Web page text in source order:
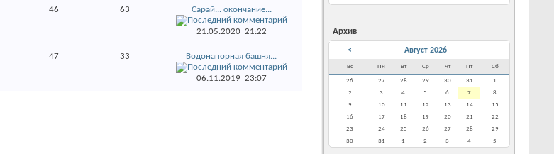
46 63 Сарай... окончание...
21.05.2020 21:22
47 33 Водонапорная башня...
06.11.2019 23:07
Архив
< Август 2026
Вс Пн Вт Ср Чт Пт Сб
26 27 28 29 30 31
1
2
3 4 5 6 7
8
9
10 11 12 13 14
15
16
17 18 19 20 21
22
23
24 25 26 27 28
29
30
31 1 2 3 4 5